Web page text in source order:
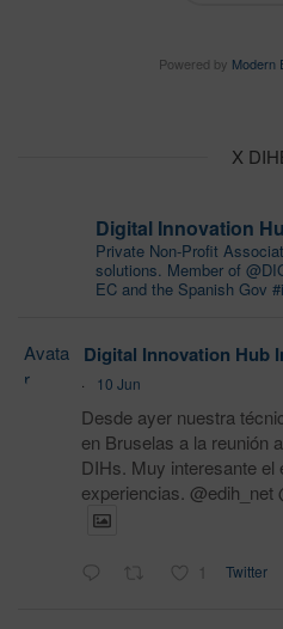
Powered by Modern
X
Digital Innovation
Private Non-Profit
solutions. Member of
EC and the Spanish Gov
Avata
r
Digital Innovation Hub
·
10 Jun
Desde ayer nuestra
en Bruselas a la reunión
DIHs. Muy interesante
experiencias. @edih_net
1 Twitter